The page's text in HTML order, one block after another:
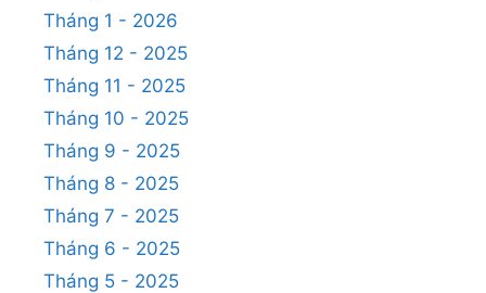
Tháng 1 - 2026
Tháng 12 - 2025
Tháng 11 - 2025
Tháng 10 - 2025
Tháng 9 - 2025
Tháng 8 - 2025
Tháng 7 - 2025
Tháng 6 - 2025
Tháng 5 - 2025